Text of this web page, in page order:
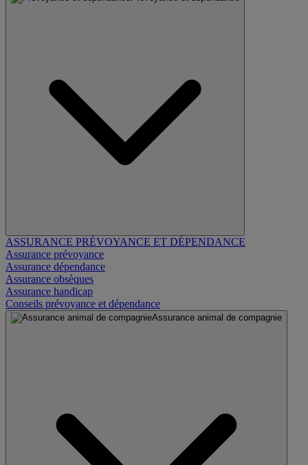
ASSURANCE PRÉVOYANCE ET DÉPENDANCE
Assurance prévoyance
Assurance dépendance
Assurance obsèques
Assurance handicap
Conseils prévoyance et dépendance
Assurance animal de compagnie